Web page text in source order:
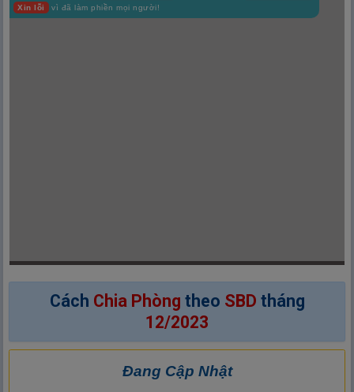
Xin lỗi
vì đã làm phiền mọi người!
Cách Chia Phòng theo SBD tháng
12/2023
Đang Cập Nhật